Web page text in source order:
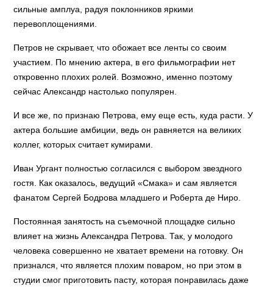
сильные амплуа, радуя поклонников яркими
перевоплощениями.
Петров не скрывает, что обожает все ленты со своим
участием. По мнению актера, в его фильмографии нет
откровенно плохих ролей. Возможно, именно поэтому
сейчас Александр настолько популярен.
И все же, по признаю Петрова, ему еще есть, куда расти. У
актера большие амбиции, ведь он равняется на великих
коллег, которых считает кумирами.
Иван Ургант полностью согласился с выбором звездного
гостя. Как оказалось, ведущий «Смака» и сам является
фанатом Сергей Бодрова младшего и Роберта де Ниро.
Постоянная занятость на съемочной площадке сильно
влияет на жизнь Александра Петрова. Так, у молодого
человека совершенно не хватает времени на готовку. Он
признался, что является плохим поваром, но при этом в
студии смог приготовить пасту, которая понравилась даже